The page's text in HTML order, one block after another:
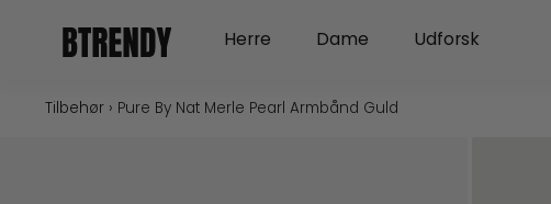
Herre Open Herre
Dame Open Dame
Udforsk
Tilbehør› Pure By Nat Merle Pearl Armbånd Guld